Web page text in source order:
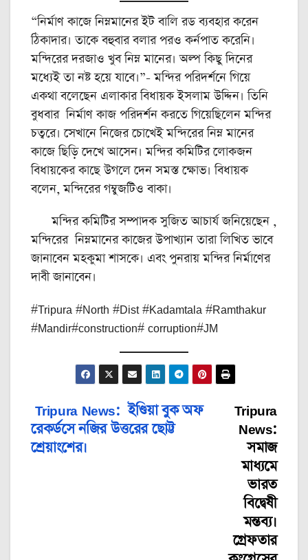
“নির্মাণ কাজে নিম্নমানের ইট বালি রড ব্যবহার করেন
ঠিকাদার। তাকে বহুবার বলার পরও কর্নপাত করেনি।
মন্দিরের দরজাও খুব নিম্ন মানের। অল্প কিছু দিনের
মধ্যেই তা নষ্ট হয়ে যাবে।”- মন্দির পরিদর্শনে গিয়ে
একথা বলেছেন এলাকার বিধায়ক ইসলাম উদ্দিন। তিনি
বুধবার নির্মাণ কাজ পরিদর্শন করতে গিয়েছিলেন মন্দির
চত্বরে। সেখানে নিজের চোখেই মন্দিরের নিম্ন মানের
কাজে ছিড়ি দেখে আসেন। মন্দির কমিটির লোকজন
বিধায়কের কাছে উগলে দেন সমস্ত ক্ষোভ। বিধায়ক
বলেন, মন্দিরের গম্বুজটিও বাকা।
মন্দির কমিটির সম্পাদক সুজিত আচার্য জনিয়েছেন ,
মন্দিরের নিম্নমানের কাজের উপাখ্যান তারা লিখিত ভাবে
জানাবেন মহকুমা শাসকে। এবং পুনরায় মন্দির নির্মাণের
দাবী জানাবেন।
#Tripura #North #Dist #Kadamtala #Ramthakur
#Mandir#construction# corruption#JM
Post
navigation
Tripura
News:
সমাজ
মাধ্যমে
ভারত
বিদ্বেষী
মন্তব্য।
গ্রেফতার
Tripura News: ইণ্ডিয়া বুক অফ
রেকর্ডসে নজির উত্তরের ছোট্ট
শ্রেয়াংশের।